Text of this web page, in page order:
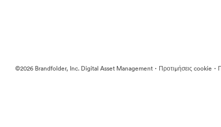
©2026 Brandfolder, Inc. Digital Asset Management · Προτιμήσεις cookie ·